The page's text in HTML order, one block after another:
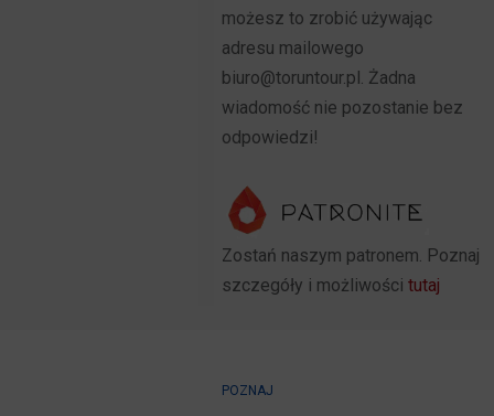
możesz to zrobić używając
adresu mailowego
biuro@toruntour.pl. Żadna
wiadomość nie pozostanie bez
odpowiedzi!
Zostań naszym patronem. Poznaj
szczegóły i możliwości tutaj
POZNAJ